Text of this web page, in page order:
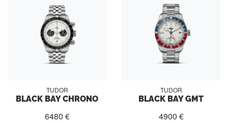
TUDOR
BLACK BAY CHRONO
6480 €
TUDOR
BLACK BAY GMT
4900 €